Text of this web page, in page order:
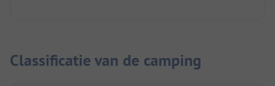
Classificatie van de camping